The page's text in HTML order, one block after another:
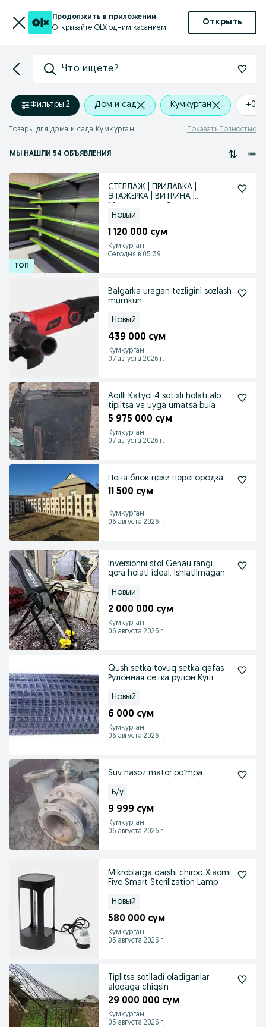
Продолжить в приложении
Открывайте OLX одним касанием
Открыть
Что ищете?
Фильтры·2 Дом и сад Кумкурган +0
Товары для дома и сада Кумкурган Показать Полностью
МЫ НАШЛИ 54 ОБЪЯВЛЕНИЯ
СТЕЛЛАЖ | ПРИЛАВКА |
ЭТАЖЕРКА | ВИТРИНА |
Новый
1 120 000 сум
Кумкурган
Сегодня в 05:39
Balgarka uragan tezligini sozlash
mumkun
Новый
439 000 сум
Кумкурган
07 августа 2026 г.
Aqilli Katyol 4 sotixli holati alo
tiplitsa va uyga urnatsa bula
5 975 000 сум
Кумкурган
07 августа 2026 г.
Пена блок цехи перегородка
11 500 сум
Кумкурган
06 августа 2026 г.
Inversionni stol Genau rangi
qora holati ideal. Ishlatilmagan
Новый
2 000 000 сум
Кумкурган
06 августа 2026 г.
Qush setka tovuq setka qafas
Рулонная сетка рулон Куш
Новый
6 000 сум
Кумкурган
06 августа 2026 г.
Suv nasoz mator poʻmpa
Б/у
9 999 сум
Кумкурган
06 августа 2026 г.
Mikroblarga qarshi chiroq Xiaomi
Five Smart Sterilization Lamp
Новый
580 000 сум
Кумкурган
05 августа 2026 г.
Tiplitsa sotiladi oladiganlar
aloqaga chiqsin
29 000 000 сум
Кумкурган
05 августа 2026 г.